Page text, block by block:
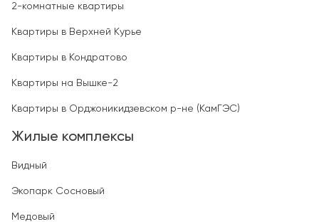
2-комнатные квартиры
Квартиры в Верхней Курье
Квартиры в Кондратово
Квартиры на Вышке-2
Квартиры в Орджоникидзевском р-не (КамГЭС)
Жилые комплексы
Видный
Экопарк Сосновый
Медовый